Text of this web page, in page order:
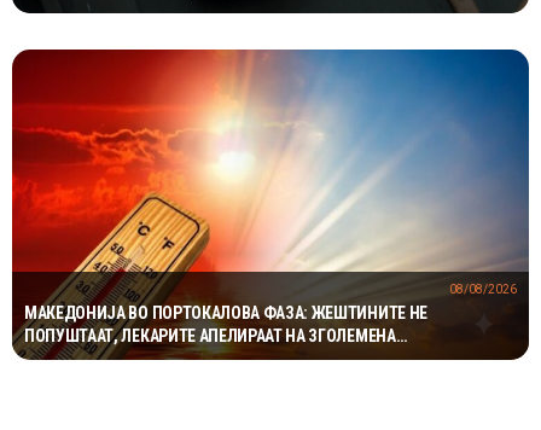
МАКЕДОНИЈА ВО ПОРТОКАЛОВА ФАЗА: ЖЕШТИНИТЕ НЕ
ПОПУШТААТ, ЛЕКАРИТЕ АПЕЛИРААТ НА ЗГОЛЕМЕНА
ПРЕТПАЗЛИВОСТ
08/08/2026